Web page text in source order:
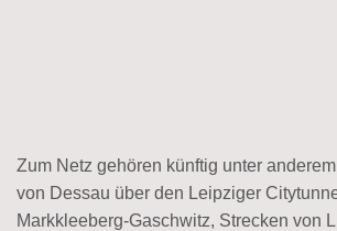
Zum Netz gehören künftig unter
von Dessau über den Leipziger
Markkleeberg-Gaschwitz, Strecken von